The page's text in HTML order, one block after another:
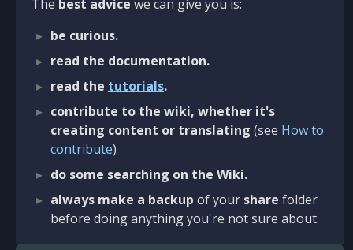
The best advice we can give you is:
be curious.
read the documentation.
read the tutorials.
contribute to the wiki, whether it's
creating content or translating (see How to
contribute)
do some searching on the Wiki.
always make a backup of your share folder
before doing anything you're not sure about.